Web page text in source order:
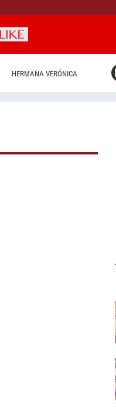
HERMANA VERÓNICA